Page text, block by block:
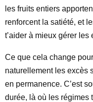
les fruits entiers
renforcent la satiété, et
t’aider à mieux gérer
Ce que cela change
naturellement les excès
en permanence. C’est
durée, là où les régimes